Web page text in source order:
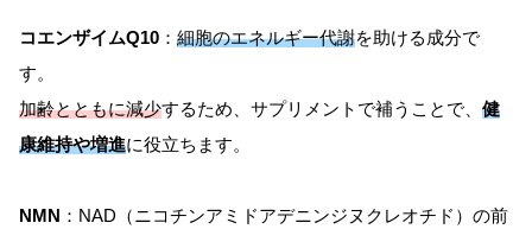
コエンザイムQ10 ： 細胞のエネルギー代謝を助ける成分で
す。
加齢とともに減少するため、サプリメントで補うことで、 健
康維持や増進に役立ちます。
NMN ：NAD（ニコチンアミドアデニンジヌクレオチド）の前